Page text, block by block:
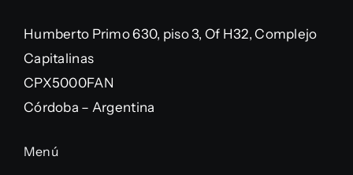
Humberto Primo 630, piso 3, Of H32, Complejo
Capitalinas
CPX5000FAN
Córdoba – Argentina
Menú